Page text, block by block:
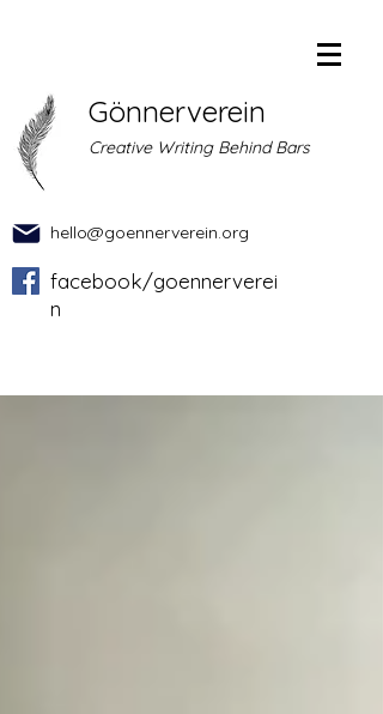
Gönnerverein
Creative Writing Behind Bars
hello@goennerverein.org
facebook/goennerverei
n